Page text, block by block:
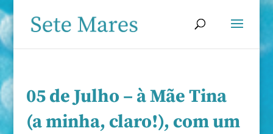
05 de Julho – à Mãe Tina
(a minha, claro!), com um